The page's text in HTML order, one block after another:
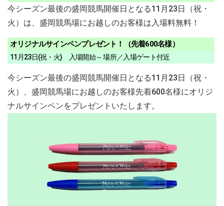
今シーズン最後の盛岡競馬開催日となる11月23日（祝・
火）は、盛岡競馬場にお越しのお客様は入場料無料！
オリジナルサインペンプレゼント！（先着600名様）
11月23日(祝・火) 入場開始～ 場所／入場ゲート付近
今シーズン最後の盛岡競馬開催日となる11月23日（祝・
火）、盛岡競馬場にお越しのお客様先着600名様にオリジ
ナルサインペンをプレゼントいたします。